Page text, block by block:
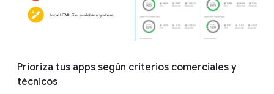
Prioriza tus apps según criterios comerciales y
técnicos